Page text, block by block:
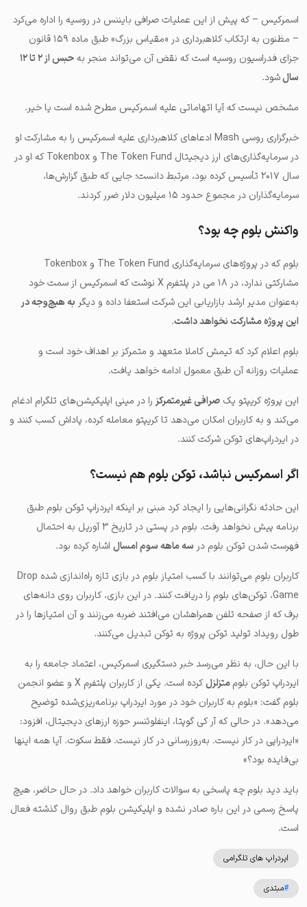
اسمرکیس – که پیش از این عملیات صرافی بایننس در روسیه را اداره می‌کرد
– مظنون به ارتکاب کلاهبرداری در «مقیاس بزرگ» طبق ماده ۱۵۹ قانون
جزای فدراسیون روسیه است که نقض آن می‌تواند منجر به
حبس از ۲ تا ۱۲
سالشود.
مشخص نیست که آیا اتهاماتی علیه اسمرکیس مطرح شده است یا خیر.
خبرگزاری روسی Mash ادعاهای کلاهبرداری علیه اسمرکیس را به مشارکت او
در سرمایه‌گذاری‌های ارز دیجیتال The Token Fund و Tokenbox که او در
سال ۲۰۱۷ تأسیس کرده بود، مرتبط دانست؛ جایی که طبق گزارش‌ها،
سرمایه‌گذاران در مجموع حدود ۱۵ میلیون دلار ضرر کردند.
واکنش بلوم چه بود؟
بلوم که در پروژه‌های سرمایه‌گذاری The Token Fund و Tokenbox
مشارکتی ندارد، در ۱۸ می در پلتفرم X نوشت که اسمرکیس از سمت خود
به‌عنوان مدیر ارشد بازاریابی این شرکت استعفا داده و دیگر به هیچ‌وجه در
این پروژه مشارکت نخواهد داشت.
بلوم اعلام کرد که تیمش کاملا متعهد و متمرکز بر اهداف خود است و
عملیات روزانه آن طبق معمول ادامه خواهد یافت.
این پروژه کریپتو یک صرافی غیرمتمرکز را در مینی اپلیکیشن‌های تلگرام ادغام
می‌کند و به کاربران امکان می‌دهد تا کریپتو معامله کرده، پاداش کسب کنند و
در ایردراپ‌های توکن شرکت کنند.
اگر اسمرکیس نباشد، توکن بلوم هم نیست؟
این حادثه نگرانی‌هایی را ایجاد کرد مبنی بر اینکه ایردراپ توکن بلوم طبق
برنامه پیش نخواهد رفت. بلوم در پستی در تاریخ ۳ آوریل به احتمال
فهرست شدن توکن بلوم در سه ماهه سوم امسال اشاره کرده بود.
کاربران بلوم می‌توانند با کسب امتیاز بلوم در بازی تازه راه‌اندازی شده Drop
Game، توکن‌های بلوم را دریافت کنند. در این بازی، کاربران روی دانه‌های
برف که از صفحه تلفن همراهشان می‌افتند ضربه می‌زنند و آن امتیازها را در
طول رویداد تولید توکن پروژه به توکن تبدیل می‌کنند.
با این حال، به نظر می‌رسد خبر دستگیری اسمرکیس، اعتماد جامعه را به
ایردراپ توکن بلوممتزلزل
کرده است. یکی از کاربران پلتفرم X و عضو انجمن
بلوم گفت: «بلوم به کاربران خود در مورد ایردراپ برنامه‌ریزی‌شده توضیح
می‌دهد». در حالی که آر کی گوپتا، اینفلوئنسر حوزه ارزهای دیجیتال، افزود:
«ایردراپی در کار نیست. به‌روزرسانی در کار نیست. فقط سکوت. آیا همه اینها
بی‌فایده بود؟»
باید دید بلوم چه پاسخی به سوالات کاربران خواهد داد. در حال حاضر، هیچ
پاسخ رسمی در این باره صادر نشده و اپلیکیشن بلوم طبق روال گذشته فعال
است.
ایردراپ های تلگرامی
#مبتدی